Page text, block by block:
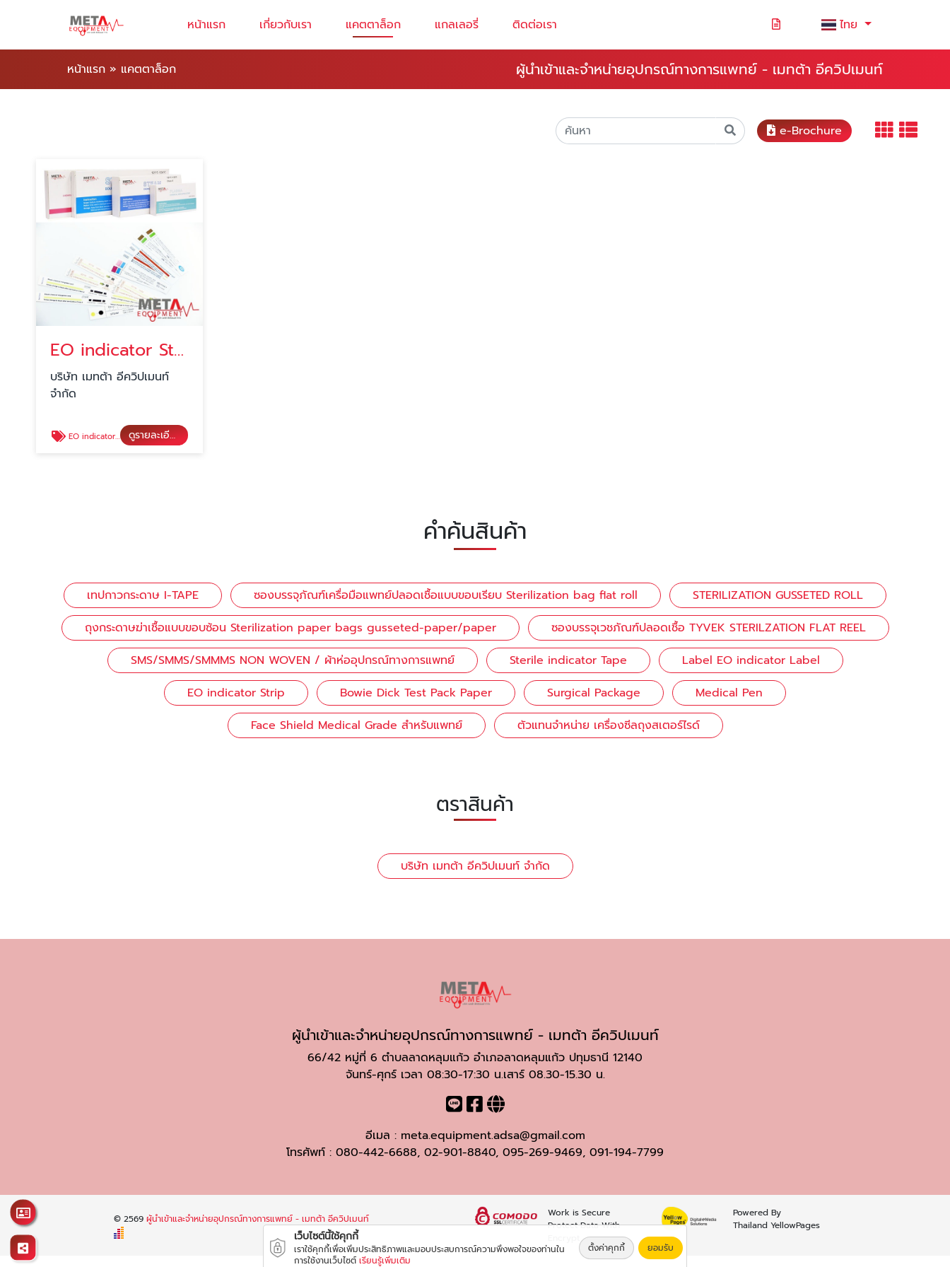
หน้าแรก เกี่ยวกับเรา แคตตาล็อก แกลเลอรี่ ติดต่อเรา ไทย
หน้าแรก » แคตตาล็อก ผู้นำเข้าและจำหน่ายอุปกรณ์ทางการแพทย์ - เมทต้า อีควิปเมนท์
e-Brochure
EO indicator Strip
บริษัท เมทต้า อีควิปเมนท์
จำกัด
EO indicator Strip ดูรายละเอียด
คำค้นสินค้า
เทปกาวกระดาษ I-TAPE ซองบรรจุภัณฑ์เครื่อมือแพทย์ปลอดเชื้อแบบขอบเรียบ Sterilization bag flat roll
STERILIZATION GUSSETED ROLL
ถุงกระดาษฆ่าเชื้อแบบขอบซ้อน Sterilization paper bags gusseted-paper/paper
ซองบรรจุเวชภัณฑ์ปลอดเชื้อ TYVEK STERILZATION FLAT REEL
SMS/SMMS/SMMMS NON WOVEN / ผ้าห่ออุปกรณ์ทางการแพทย์
Sterile indicator Tape
Label EO indicator Label
EO indicator Strip
Bowie Dick Test Pack Paper Surgical Package
Medical Pen
Face Shield Medical Grade สำหรับแพทย์
ตัวแทนจำหน่าย เครื่องซีลถุงสเตอร์ไรด์
ตราสินค้า
บริษัท เมทต้า อีควิปเมนท์ จำกัด
ผู้นำเข้าและจำหน่ายอุปกรณ์ทางการแพทย์ - เมทต้า อีควิปเมนท์
66/42 หมู่ที่ 6 ตำบลลาดหลุมแก้ว อำเภอลาดหลุมแก้ว ปทุมธานี 12140
จันทร์-ศุกร์ เวลา 08:30-17:30 น.เสาร์ 08.30-15.30 น.
อีเมล : meta.equipment.adsa@gmail.com
โทรศัพท์ : 080-442-6688, 02-901-8840, 095-269-9469, 091-194-7799
© 2569ผู้นำเข้าและจำหน่ายอุปกรณ์ทางการแพทย์ - เมทต้า อีควิปเมนท์
Work is Secure
Protect Data With
Powered By
Thailand YellowPages
เว็บไซต์นี้ใช้คุกกี้
เราใช้คุกกี้เพื่อเพิ่มประสิทธิภาพและมอบประสบการณ์ความพึงพอใจของท่านใน
การใช้งานเว็บไซต์ เรียนรู้เพิ่มเติม
ตั้งค่าคุกกี้ ยอมรับ